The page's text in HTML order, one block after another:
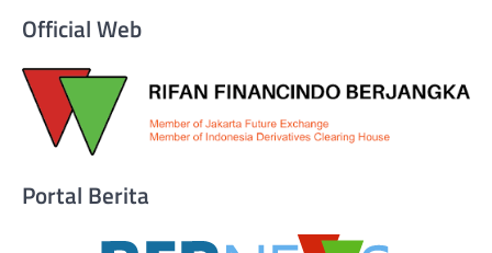
Official Web
Portal Berita